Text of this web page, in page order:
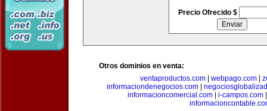
Precio Ofrecido $
Otros dominios en venta:
ventaproductos.com
webpago.com
informaciondenegocios.com|
informacioncomercial.com| i-campos.com